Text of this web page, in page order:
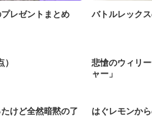
レゼントまとめ
バトルレック
悲愴のウィリ
ャー」
けど全然暗黙の了
はぐレモンか